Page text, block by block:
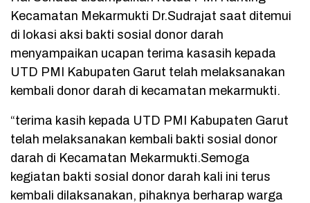
Kecamatan Mekarmukti Dr.Sudrajat saat ditemui
di lokasi aksi bakti sosial donor darah
menyampaikan ucapan terima kasasih kepada
UTD PMI Kabupaten Garut telah melaksanakan
kembali donor darah di kecamatan mekarmukti.
“terima kasih kepada UTD PMI Kabupaten Garut
telah melaksanakan kembali bakti sosial donor
darah di Kecamatan Mekarmukti.Semoga
kegiatan bakti sosial donor darah kali ini terus
kembali dilaksanakan, pihaknya berharap warga